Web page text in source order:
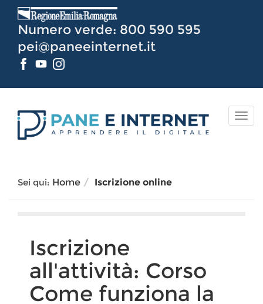
Contenuto
Numero verde: 800 590 595
pei@paneeinternet.it
Sei qui: Home Iscrizione online
Iscrizione
all'attività: Corso
Come funziona la